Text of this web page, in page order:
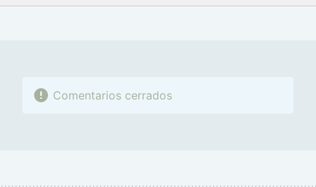
FACEBOOK
TWITTERFLIPBOARD
E-
WHATSAPP
Comentarios cerrados